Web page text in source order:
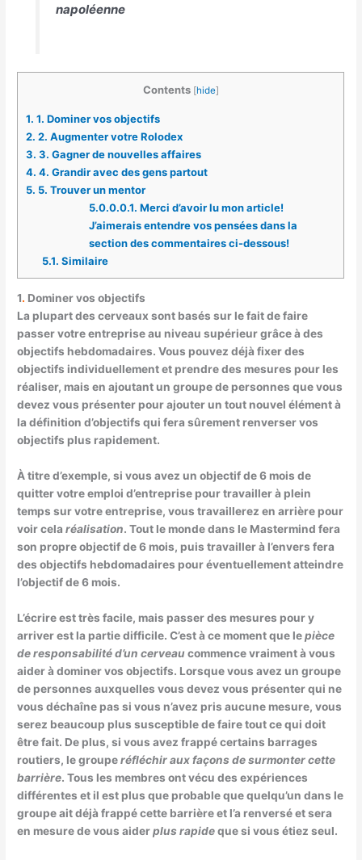
napoléenne
Contents [hide]
1. 1. Dominer vos objectifs
2. 2. Augmenter votre Rolodex
3. 3. Gagner de nouvelles affaires
4. 4. Grandir avec des gens partout
5. 5. Trouver un mentor
5.0.0.0.1. Merci d’avoir lu mon article!
J’aimerais entendre vos pensées dans la
section des commentaires ci-dessous!
5.1. Similaire
1. Dominer vos objectifs
La plupart des cerveaux sont basés sur le fait de faire
passer votre entreprise au niveau supérieur grâce à des
objectifs hebdomadaires. Vous pouvez déjà fixer des
objectifs individuellement et prendre des mesures pour les
réaliser, mais en ajoutant un groupe de personnes que vous
devez vous présenter pour ajouter un tout nouvel élément à
la définition d’objectifs qui fera sûrement renverser vos
objectifs plus rapidement.
À titre d’exemple, si vous avez un objectif de 6 mois de
quitter votre emploi d’entreprise pour travailler à plein
temps sur votre entreprise, vous travaillerez en arrière pour
voir celaréalisation. Tout le monde dans le Mastermind fera
son propre objectif de 6 mois, puis travailler à l’envers fera
des objectifs hebdomadaires pour éventuellement atteindre
l’objectif de 6 mois.
L’écrire est très facile, mais passer des mesures pour y
arriver est la partie difficile. C’est à ce moment que lepièce
de responsabilité d’un cerveau commence vraiment à vous
aider à dominer vos objectifs. Lorsque vous avez un groupe
de personnes auxquelles vous devez vous présenter qui ne
vous déchaîne pas si vous n’avez pris aucune mesure, vous
serez beaucoup plus susceptible de faire tout ce qui doit
être fait. De plus, si vous avez frappé certains barrages
routiers, le grouperéfléchir aux façons de surmonter cette
barrière. Tous les membres ont vécu des expériences
différentes et il est plus que probable que quelqu’un dans le
groupe ait déjà frappé cette barrière et l’a renversé et sera
en mesure de vous aiderplus rapideque si vous étiez seul.